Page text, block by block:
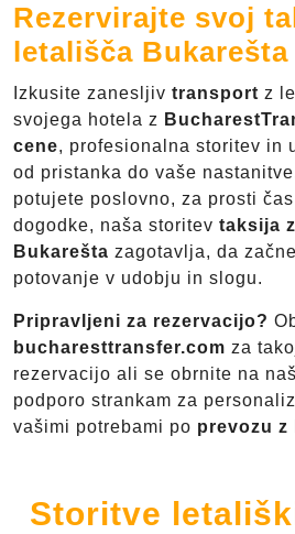
Rezervirajte svoj
letališča Bukarešta
Izkusite zanesljiv transport z
svojega hotela z
cene, profesionalna storitev in
od pristanka do vaše
potujete poslovno, za prosti
dogodke, naša storitev taksija
Bukarešta zagotavlja, da
potovanje v udobju in slogu.
Pripravljeni za rezervacijo?
bucharesttransfer.com za
rezervacijo ali se obrnite na
podporo strankam za
vašimi potrebami po prevozu z
Storitve